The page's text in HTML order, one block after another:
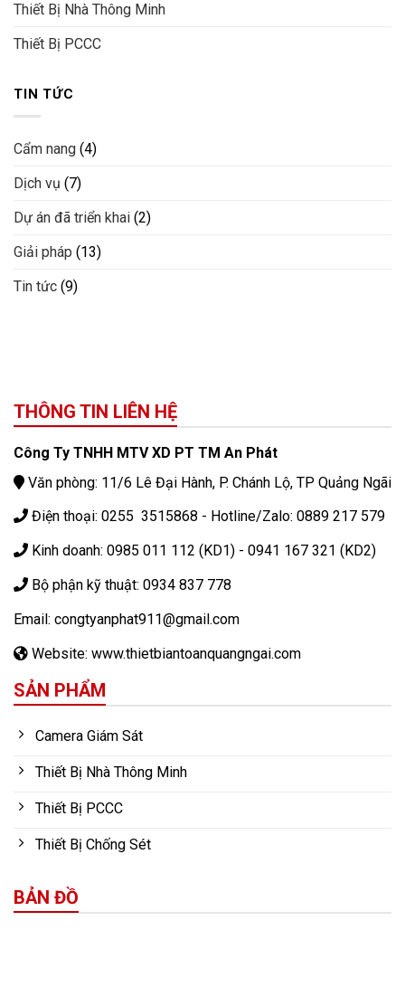
Thiết Bị Nhà Thông Minh
Thiết Bị PCCC
TIN TỨC
Cẩm nang (4)
Dịch vụ (7)
Dự án đã triển khai (2)
Giải pháp (13)
Tin tức (9)
THÔNG TIN LIÊN HỆ
Công Ty TNHH MTV XD PT TM An Phát
Văn phòng: 11/6 Lê Đại Hành, P. Chánh Lộ, TP Quảng Ngãi
Điện thoại: 0255 3515868 - Hotline/Zalo: 0889 217 579
Kinh doanh: 0985 011 112 (KD1) - 0941 167 321 (KD2)
Bộ phận kỹ thuật: 0934 837 778
Email: congtyanphat911@gmail.com
Website: www.thietbiantoanquangngai.com
SẢN PHẨM
Camera Giám Sát
Thiết Bị Nhà Thông Minh
Thiết Bị PCCC
Thiết Bị Chống Sét
BẢN ĐỒ